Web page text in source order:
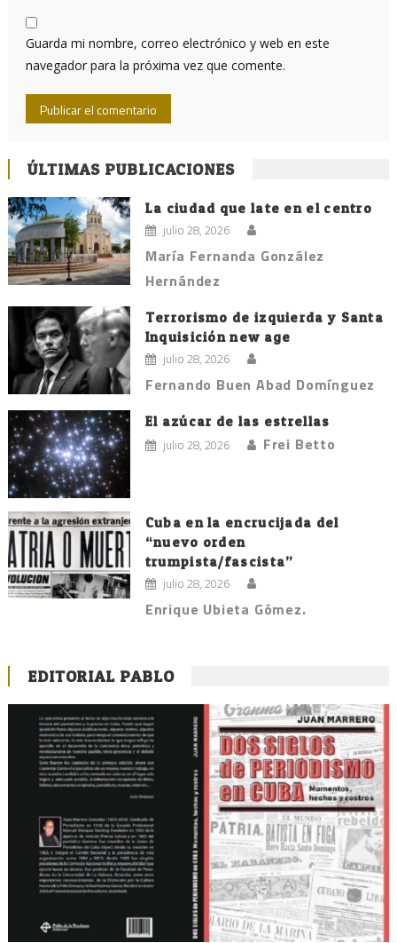
Guarda mi nombre, correo electrónico y web en este
navegador para la próxima vez que comente.
ÚLTIMAS PUBLICACIONES
La ciudad que late en el centro
julio 28, 2026
María Fernanda González
Hernández
Terrorismo de izquierda y Santa
Inquisición new age
julio 28, 2026
Fernando Buen Abad Domínguez
El azúcar de las estrellas
julio 28, 2026 Frei Betto
Cuba en la encrucijada del
“nuevo orden
trumpista/fascista”
julio 28, 2026
Enrique Ubieta Gómez.
EDITORIAL PABLO